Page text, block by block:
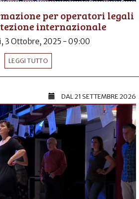
per operatori legali
internazionale
3 Ottobre, 2025 - 09:00
LEGGI TUTTO
DAL21 SETTEMBRE 2026